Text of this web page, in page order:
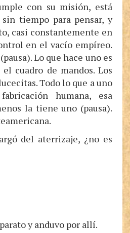
con su misión, está
tiempo para pensar, y
casi constantemente en
en el vacío empíreo.
Lo que hace uno es
cuadro de mandos. Los
Todo lo que a uno
humana, esa
la tiene uno (pausa).
del aterrizaje, ¿no es
y anduvo por allí.